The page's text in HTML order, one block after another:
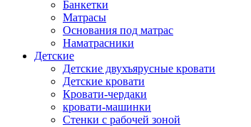
Банкетки
Матрасы
Основания под матрас
Наматрасники
Детские
Детские двухъярусные кровати
Детские кровати
Кровати-чердаки
кровати-машинки
Стенки с рабочей зоной